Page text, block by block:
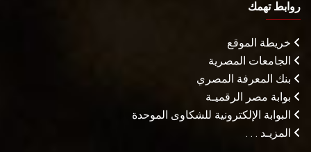
روابط تهمك
خريطة الموقع
الجامعات المصرية
بنك المعرفة المصري
بوابة مصر الرقميـة
البوابة الإلكترونية للشكاوى الموحدة
المزيـد . . .